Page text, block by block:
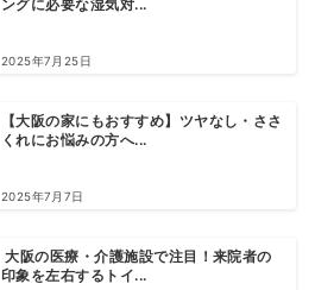
ングに必要な湿気対...
2025年7月25日
【大阪の家にもおすすめ】ツヤなし・ささ
くれにお悩みの方へ...
2025年7月7日
大阪の医療・介護施設で注目！来院者の
印象を左右するトイ...